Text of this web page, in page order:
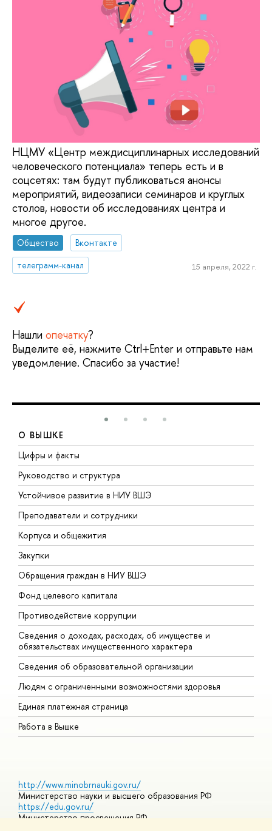
НЦМУ «Центр междисциплинарных исследований
человеческого потенциала» теперь есть и в
соцсетях: там будут публиковаться анонсы
мероприятий, видеозаписи семинаров и круглых
столов, новости об исследованиях центра и
многое другое.
Общество
Вконтакте
телеграмм-канал
15 апреля, 2022 г.
Нашли опечатку?
Выделите её, нажмите Ctrl+Enter и отправьте нам
уведомление. Спасибо за участие!
О ВЫШКЕ
Цифры и факты
Руководство и структура
Устойчивое развитие в НИУ ВШЭ
Преподаватели и сотрудники
Корпуса и общежития
Закупки
Обращения граждан в НИУ ВШЭ
Фонд целевого капитала
Противодействие коррупции
Сведения о доходах, расходах, об имуществе и
обязательствах имущественного характера
Сведения об образовательной организации
Людям с ограниченными возможностями здоровья
Единая платежная страница
Работа в Вышке
http://www.minobrnauki.gov.ru/
Министерство науки и высшего образования РФ
https://edu.gov.ru/
Министерство просвещения РФ